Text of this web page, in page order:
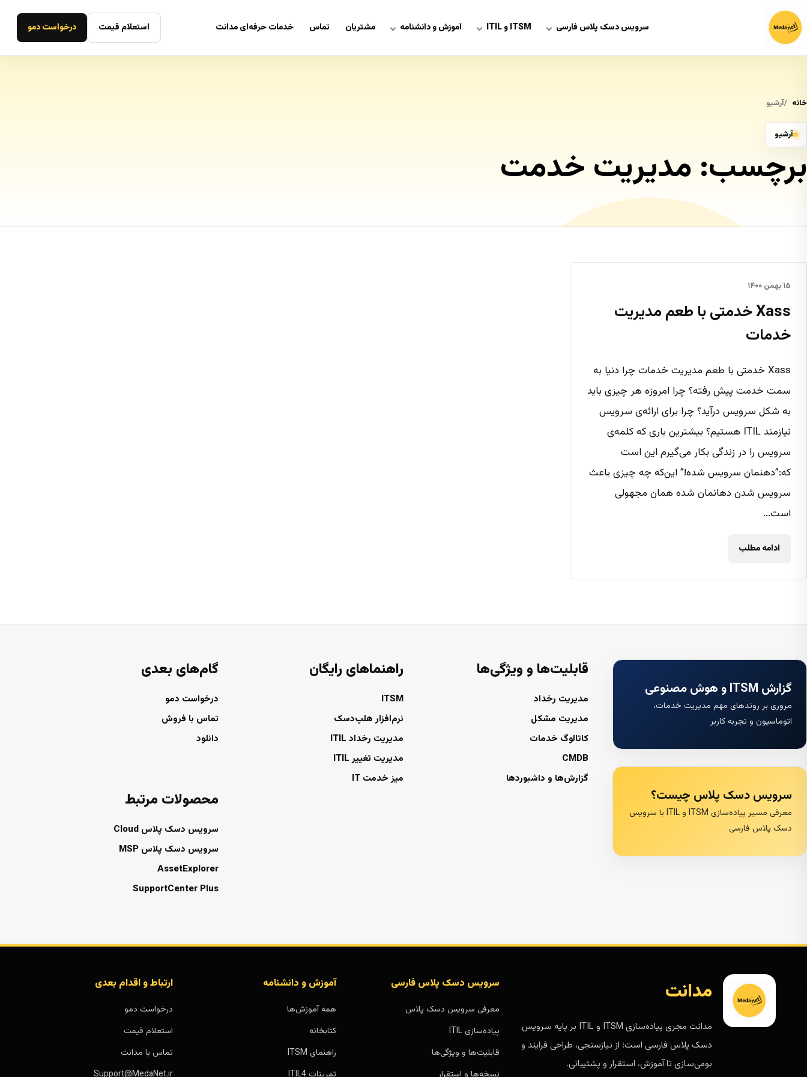
سرویس دسک پلاس فارسی ITSM و ITIL آموزش و دانشنامه مشتریان تماس خدمات حرفه‌ای مدانت استعلام قیمت درخواست دمو
خانه آرشیو
آرشیو
برچسب: مدیریت خدمت
۱۵ بهمن ۱۴۰۰
Xass خدمتی با طعم مدیریت
خدمات
Xass خدمتی با طعم مدیریت خدمات چرا دنیا به
سمت خدمت پیش رفته؟ چرا امروزه هر چیزی باید
به شکل سرویس درآید؟ چرا برای ارائه‌ی سرویس
نیازمند ITIL هستیم؟ بیشترین باری که کلمه‌ی
سرویس را در زندگی بکار می‌گیرم این است
که:”دهنمان سرویس شده!” این‌که چه چیزی باعث
سرویس شدن دهانمان شده همان مجهولی
است...
ادامه مطلب
گزارش ITSM و هوش مصنوعی
مروری بر روندهای مهم مدیریت خدمات،
اتوماسیون و تجربه کاربر
سرویس دسک پلاس چیست؟
معرفی مسیر پیاده‌سازی ITSM و ITIL با سرویس
دسک پلاس فارسی
قابلیت‌ها و ویژگی‌ها
مدیریت رخداد
مدیریت مشکل
کاتالوگ خدمات
CMDB
گزارش‌ها و داشبوردها
راهنماهای رایگان
ITSM
نرم‌افزار هلپ‌دسک
مدیریت رخداد ITIL
مدیریت تغییر ITIL
میز خدمت IT
گام‌های بعدی
درخواست دمو
تماس با فروش
دانلود
محصولات مرتبط
سرویس دسک پلاس Cloud
سرویس دسک پلاس MSP
AssetExplorer
SupportCenter Plus
مدانت
مدانت مجری پیاده‌سازی ITSM و ITIL بر پایه سرویس
دسک پلاس فارسی است؛ از نیازسنجی، طراحی فرایند و
بومی‌سازی تا آموزش، استقرار و پشتیبانی.
سرویس دسک پلاس فارسی
معرفی سرویس دسک پلاس
پیاده‌سازی ITIL
قابلیت‌ها و ویژگی‌ها
آموزش و دانشنامه
همه آموزش‌ها
کتابخانه
راهنمای ITSM
ارتباط و اقدام بعدی
درخواست دمو
استعلام قیمت
تماس با مدانت